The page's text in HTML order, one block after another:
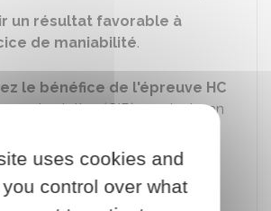
un résultat favorable à
de maniabilité.
le bénéfice de l'épreuve HC
en circulation (CIR) pendant 1 an
de la réussite à l'épreuve HC à
l'épreuve théorique.
(CIR)
déroule sur des itinéraires
uses cookies and
control over what